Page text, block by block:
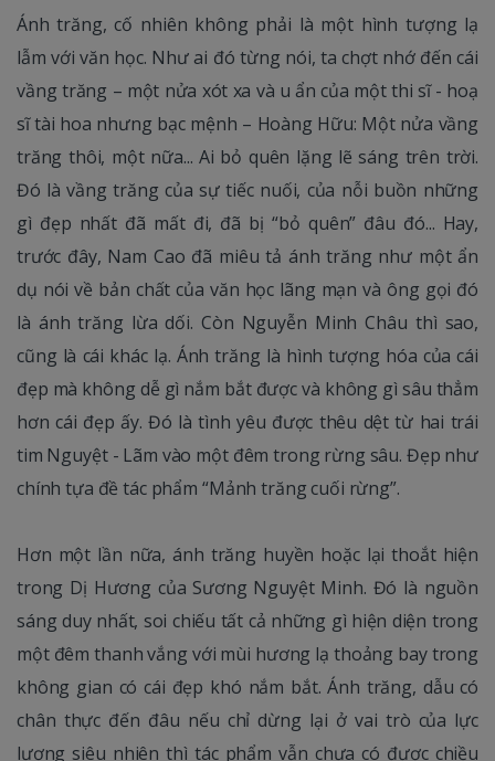
Ánh trăng, cố nhiên không phải là một hình tượng lạ
lẫm với văn học. Như ai đó từng nói, ta chợt nhớ đến cái
vầng trăng – một nửa xót xa và u ẩn của một thi sĩ - hoạ
sĩ tài hoa nhưng bạc mệnh – Hoàng Hữu: Một nửa vầng
trăng thôi, một nữa... Ai bỏ quên lặng lẽ sáng trên trời.
Đó là vầng trăng của sự tiếc nuối, của nỗi buồn những
gì đẹp nhất đã mất đi, đã bị “bỏ quên” đâu đó... Hay,
trước đây, Nam Cao đã miêu tả ánh trăng như một ẩn
dụ nói về bản chất của văn học lãng mạn và ông gọi đó
là ánh trăng lừa dối. Còn Nguyễn Minh Châu thì sao,
cũng là cái khác lạ. Ánh trăng là hình tượng hóa của cái
đẹp mà không dễ gì nắm bắt được và không gì sâu thẳm
hơn cái đẹp ấy. Đó là tình yêu được thêu dệt từ hai trái
tim Nguyệt - Lãm vào một đêm trong rừng sâu. Đẹp như
chính tựa đề tác phẩm “Mảnh trăng cuối rừng”.
Hơn một lần nữa, ánh trăng huyền hoặc lại thoắt hiện
trong Dị Hương của Sương Nguyệt Minh. Đó là nguồn
sáng duy nhất, soi chiếu tất cả những gì hiện diện trong
một đêm thanh vắng với mùi hương lạ thoảng bay trong
không gian có cái đẹp khó nắm bắt. Ánh trăng, dẫu có
chân thực đến đâu nếu chỉ dừng lại ở vai trò của lực
lượng siêu nhiên thì tác phẩm vẫn chưa có được chiều